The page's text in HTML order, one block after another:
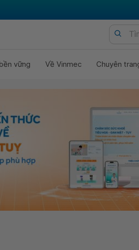
vững Về Vinmec Chuyên